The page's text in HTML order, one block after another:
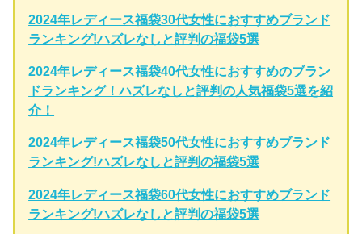
2024年レディース福袋30代女性におすすめブランド
ランキング!ハズレなしと評判の福袋5選
2024年レディース福袋40代女性におすすめのブラン
ドランキング！ハズレなしと評判の人気福袋5選を紹
介！
2024年レディース福袋50代女性におすすめブランド
ランキング!ハズレなしと評判の福袋5選
2024年レディース福袋60代女性におすすめブランド
ランキング!ハズレなしと評判の福袋5選